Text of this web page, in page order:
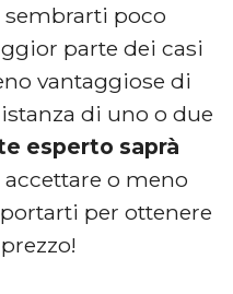
poco
parte dei casi
vantaggiose di
di uno o due
esperto saprà
o meno
per ottenere